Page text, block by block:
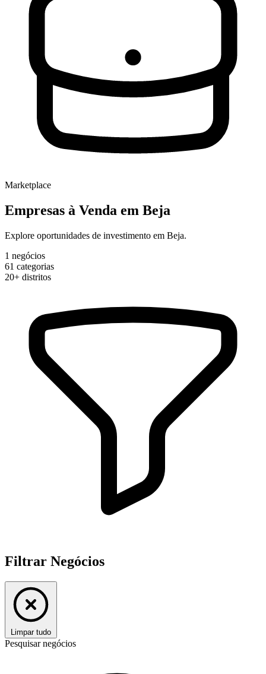
Marketplace
Empresas à Venda em Beja
Explore oportunidades de investimento em Beja.
1 negócios
61 categorias
20+ distritos
Filtrar Negócios
Limpar tudo
Pesquisar negócios